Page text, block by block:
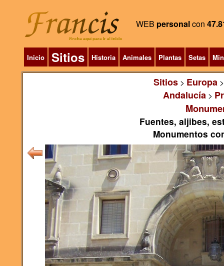
WEB personalcon
Inicio Sitios Historia Animales Plantas Setas
Sitios> Europa
Andalucía >
Fuentes, aljibes,
Monumentos